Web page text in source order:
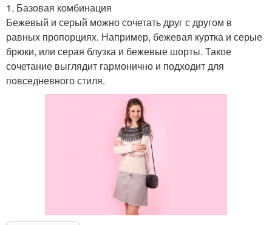
1. Базовая комбинация
Бежевый и серый можно сочетать друг с другом в
равных пропорциях. Например, бежевая куртка и серые
брюки, или серая блузка и бежевые шорты. Такое
сочетание выглядит гармонично и подходит для
повседневного стиля.